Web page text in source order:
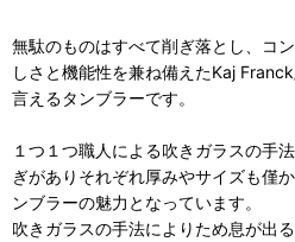
無駄のものはすべて削ぎ落とし、コ
しさと機能性を兼ね備えたKaj
言えるタンブラーです。
１つ１つ職人による吹きガラスの手
ぎがありそれぞれ厚みやサイズも僅
ンブラーの魅力となっています。
吹きガラスの手法によりため息が出